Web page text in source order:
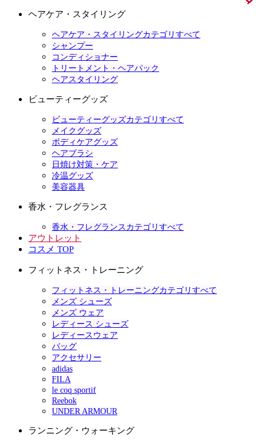
ヘアケア・スタイリング
ヘアケア・スタイリングカテゴリすべて
シャンプー
コンディショナー
トリートメント・ヘアパック
ヘアスタイリング
ビューティーグッズ
ビューティーグッズカテゴリすべて
メイクグッズ
ボディケアグッズ
ヘアブラシ
日焼け対策・ケア
冷温グッズ
美容器具
香水・フレグランス
香水・フレグランスカテゴリすべて
アウトレット
コスメ TOP
フィットネス・トレーニング
フィットネス・トレーニングカテゴリすべて
メンズ シューズ
メンズ ウェア
レディース シューズ
レディースウェア
バッグ
アクセサリー
adidas
FILA
le coq sportif
Reebok
UNDER ARMOUR
ランニング・ウォーキング